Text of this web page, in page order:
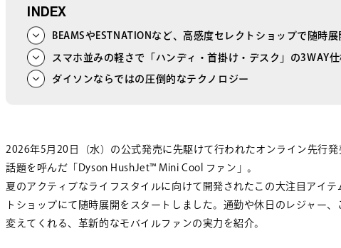
INDEX
BEAMSやESTNATIONなど、高感度セレクトショップで随時展
スマホ並みの軽さで「ハンディ・首掛け・デスク」の3WAY仕
ダイソンならではの圧倒的なテクノロジー
2026年5月20日（水）の公式発売に先駆けて行われたオンライン先行
話題を呼んだ「Dyson HushJet™ Mini Cool ファン」。
夏のアクティブなライフスタイルに向けて開発されたこの大注目アイ
トショップにて随時展開をスタートしました。通勤や休日のレジャー
変えてくれる、革新的なモバイルファンの実力を紹介。